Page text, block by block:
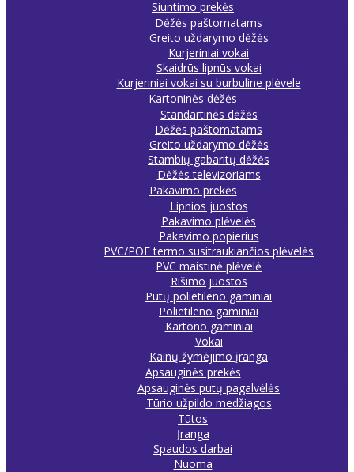
Siuntimo prekės
Dėžės paštomatams
Greito uždarymo dėžės
Kurjeriniai vokai
Skaidrūs lipnūs vokai
Kurjeriniai vokai su burbuline plėvele
Kartoninės dėžės
Standartinės dėžės
Dėžės paštomatams
Greito uždarymo dėžės
Stambių gabaritų dėžės
Dėžės televizoriams
Pakavimo prekės
Lipnios juostos
Pakavimo plėvelės
Pakavimo popierius
PVC/POF termo susitraukiančios plėvelės
PVC maistinė plėvelė
Rišimo juostos
Putų polietileno gaminiai
Polietileno gaminiai
Kartono gaminiai
Vokai
Kainų žymėjimo įranga
Apsauginės prekės
Apsauginės putų pagalvėlės
Tūrio užpildo medžiagos
Tūtos
Įranga
Spaudos darbai
Nuoma